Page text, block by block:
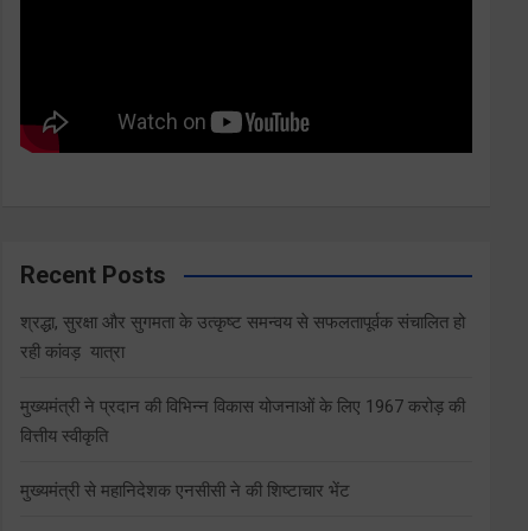
Recent Posts
श्रद्धा, सुरक्षा और सुगमता के उत्कृष्ट समन्वय से सफलतापूर्वक संचालित हो
रही कांवड़ यात्रा
मुख्यमंत्री ने प्रदान की विभिन्न विकास योजनाओं के लिए 1967 करोड़ की
वित्तीय स्वीकृति
मुख्यमंत्री से महानिदेशक एनसीसी ने की शिष्टाचार भेंट